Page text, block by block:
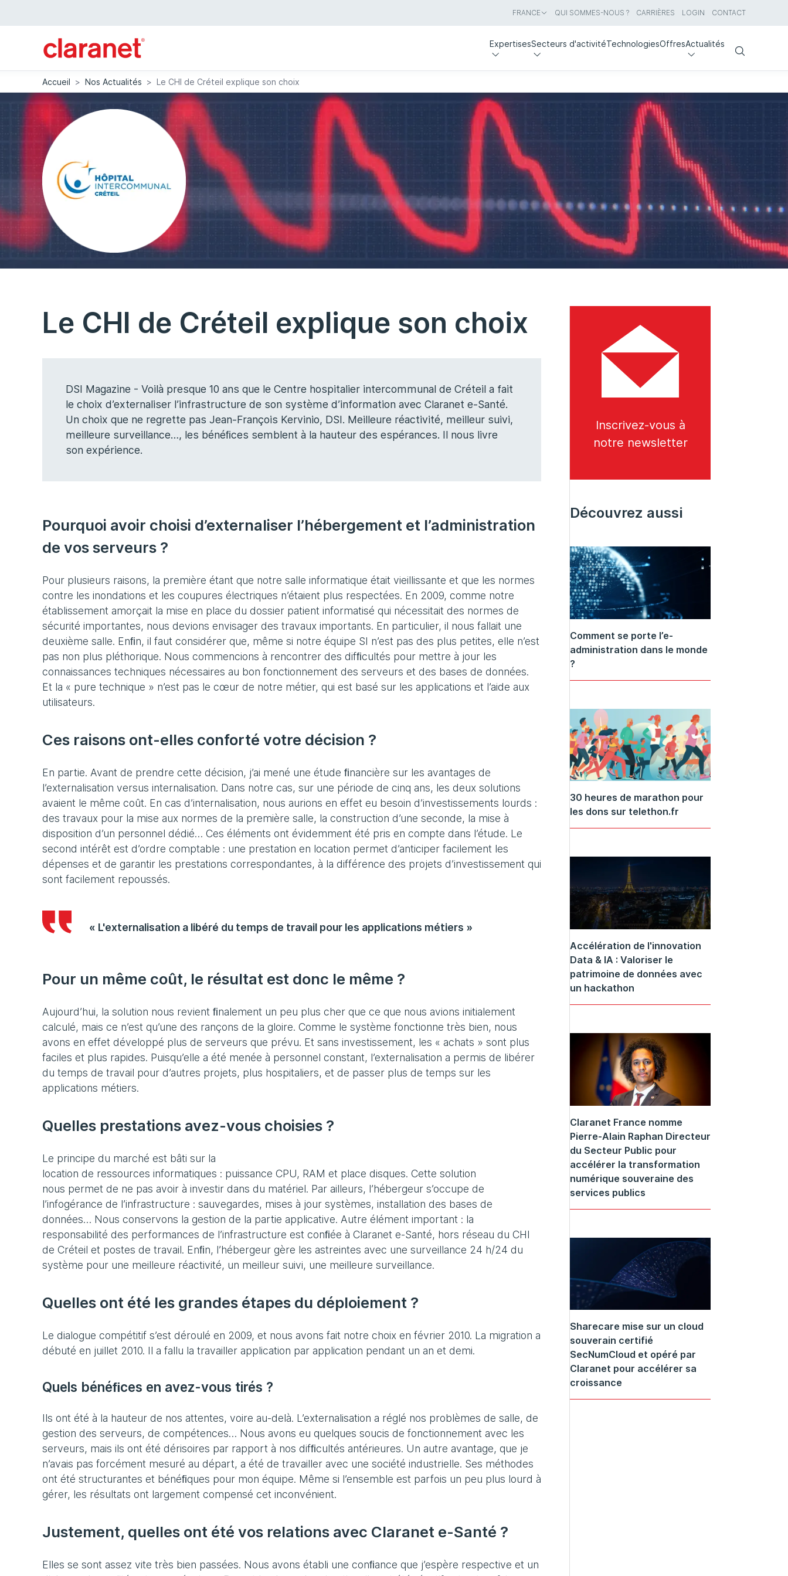
FRANCE QUI SOMMES-NOUS ? CARRIÈRES LOGIN CONTACT
ExpertisesSecteurs d'activitéTechnologiesOffresActualités
Search
Accueil > Nos Actualités > Le CHI de Créteil explique son choix
Le CHI de Créteil explique son choix
DSI Magazine - Voilà presque 10 ans que le Centre hospitalier intercommunal de Créteil a fait
le choix d’externaliser l’infrastructure de son système d’information avec Claranet e-Santé.
Un choix que ne regrette pas Jean-François Kervinio, DSI. Meilleure réactivité, meilleur suivi,
meilleure surveillance…, les bénéﬁces semblent à la hauteur des espérances. Il nous livre
son expérience.
Pourquoi avoir choisi d’externaliser l’hébergement et l’administration
de vos serveurs ?
Pour plusieurs raisons, la première étant que notre salle informatique était vieillissante et que les normes
contre les inondations et les coupures électriques n’étaient plus respectées. En 2009, comme notre
établissement amorçait la mise en place du dossier patient informatisé qui nécessitait des normes de
sécurité importantes, nous devions envisager des travaux importants. En particulier, il nous fallait une
deuxième salle. Enﬁn, il faut considérer que, même si notre équipe SI n’est pas des plus petites, elle n’est
pas non plus pléthorique. Nous commencions à rencontrer des difﬁcultés pour mettre à jour les
connaissances techniques nécessaires au bon fonctionnement des serveurs et des bases de données.
Et la « pure technique » n’est pas le cœur de notre métier, qui est basé sur les applications et l’aide aux
utilisateurs.
Ces raisons ont-elles conforté votre décision ?
En partie. Avant de prendre cette décision, j’ai mené une étude ﬁnancière sur les avantages de
l’externalisation versus internalisation. Dans notre cas, sur une période de cinq ans, les deux solutions
avaient le même coût. En cas d’internalisation, nous aurions en effet eu besoin d’investissements lourds :
des travaux pour la mise aux normes de la première salle, la construction d’une seconde, la mise à
disposition d’un personnel dédié… Ces éléments ont évidemment été pris en compte dans l’étude. Le
second intérêt est d’ordre comptable : une prestation en location permet d’anticiper facilement les
dépenses et de garantir les prestations correspondantes, à la différence des projets d’investissement qui
sont facilement repoussés.
« L'externalisation a libéré du temps de travail pour les applications métiers »
Pour un même coût, le résultat est donc le même ?
Aujourd’hui, la solution nous revient ﬁnalement un peu plus cher que ce que nous avions initialement
calculé, mais ce n’est qu’une des rançons de la gloire. Comme le système fonctionne très bien, nous
avons en effet développé plus de serveurs que prévu. Et sans investissement, les « achats » sont plus
faciles et plus rapides. Puisqu’elle a été menée à personnel constant, l’externalisation a permis de libérer
du temps de travail pour d’autres projets, plus hospitaliers, et de passer plus de temps sur les
applications métiers.
Quelles prestations avez-vous choisies ?
Le principe du marché est bâti sur la
location de ressources informatiques : puissance CPU, RAM et place disques. Cette solution
nous permet de ne pas avoir à investir dans du matériel. Par ailleurs, l’hébergeur s’occupe de
l’infogérance de l’infrastructure : sauvegardes, mises à jour systèmes, installation des bases de
données… Nous conservons la gestion de la partie applicative. Autre élément important : la
responsabilité des performances de l’infrastructure est conﬁée à Claranet e-Santé, hors réseau du CHI
de Créteil et postes de travail. Enﬁn, l’hébergeur gère les astreintes avec une surveillance 24 h/24 du
système pour une meilleure réactivité, un meilleur suivi, une meilleure surveillance.
Quelles ont été les grandes étapes du déploiement ?
Le dialogue compétitif s’est déroulé en 2009, et nous avons fait notre choix en février 2010. La migration a
débuté en juillet 2010. Il a fallu la travailler application par application pendant un an et demi.
Quels bénéﬁces en avez-vous tirés ?
Ils ont été à la hauteur de nos attentes, voire au-delà. L’externalisation a réglé nos problèmes de salle, de
gestion des serveurs, de compétences… Nous avons eu quelques soucis de fonctionnement avec les
serveurs, mais ils ont été dérisoires par rapport à nos difﬁcultés antérieures. Un autre avantage, que je
n’avais pas forcément mesuré au départ, a été de travailler avec une société industrielle. Ses méthodes
ont été structurantes et bénéﬁques pour mon équipe. Même si l’ensemble est parfois un peu plus lourd à
gérer, les résultats ont largement compensé cet inconvénient.
Justement, quelles ont été vos relations avec Claranet e-Santé ?
Elles se sont assez vite très bien passées. Nous avons établi une conﬁance que j’espère respective et un
Inscrivez-vous à
notre newsletter
Découvrez aussi
Comment se porte l’e-
administration dans le monde
?
30 heures de marathon pour
les dons sur telethon.fr
Accélération de l'innovation
Data & IA : Valoriser le
patrimoine de données avec
un hackathon
Claranet France nomme
Pierre-Alain Raphan Directeur
du Secteur Public pour
accélérer la transformation
numérique souveraine des
services publics
Sharecare mise sur un cloud
souverain certifié
SecNumCloud et opéré par
Claranet pour accélérer sa
croissance